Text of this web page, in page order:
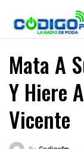
Mata A
Y Hiere
Vicente